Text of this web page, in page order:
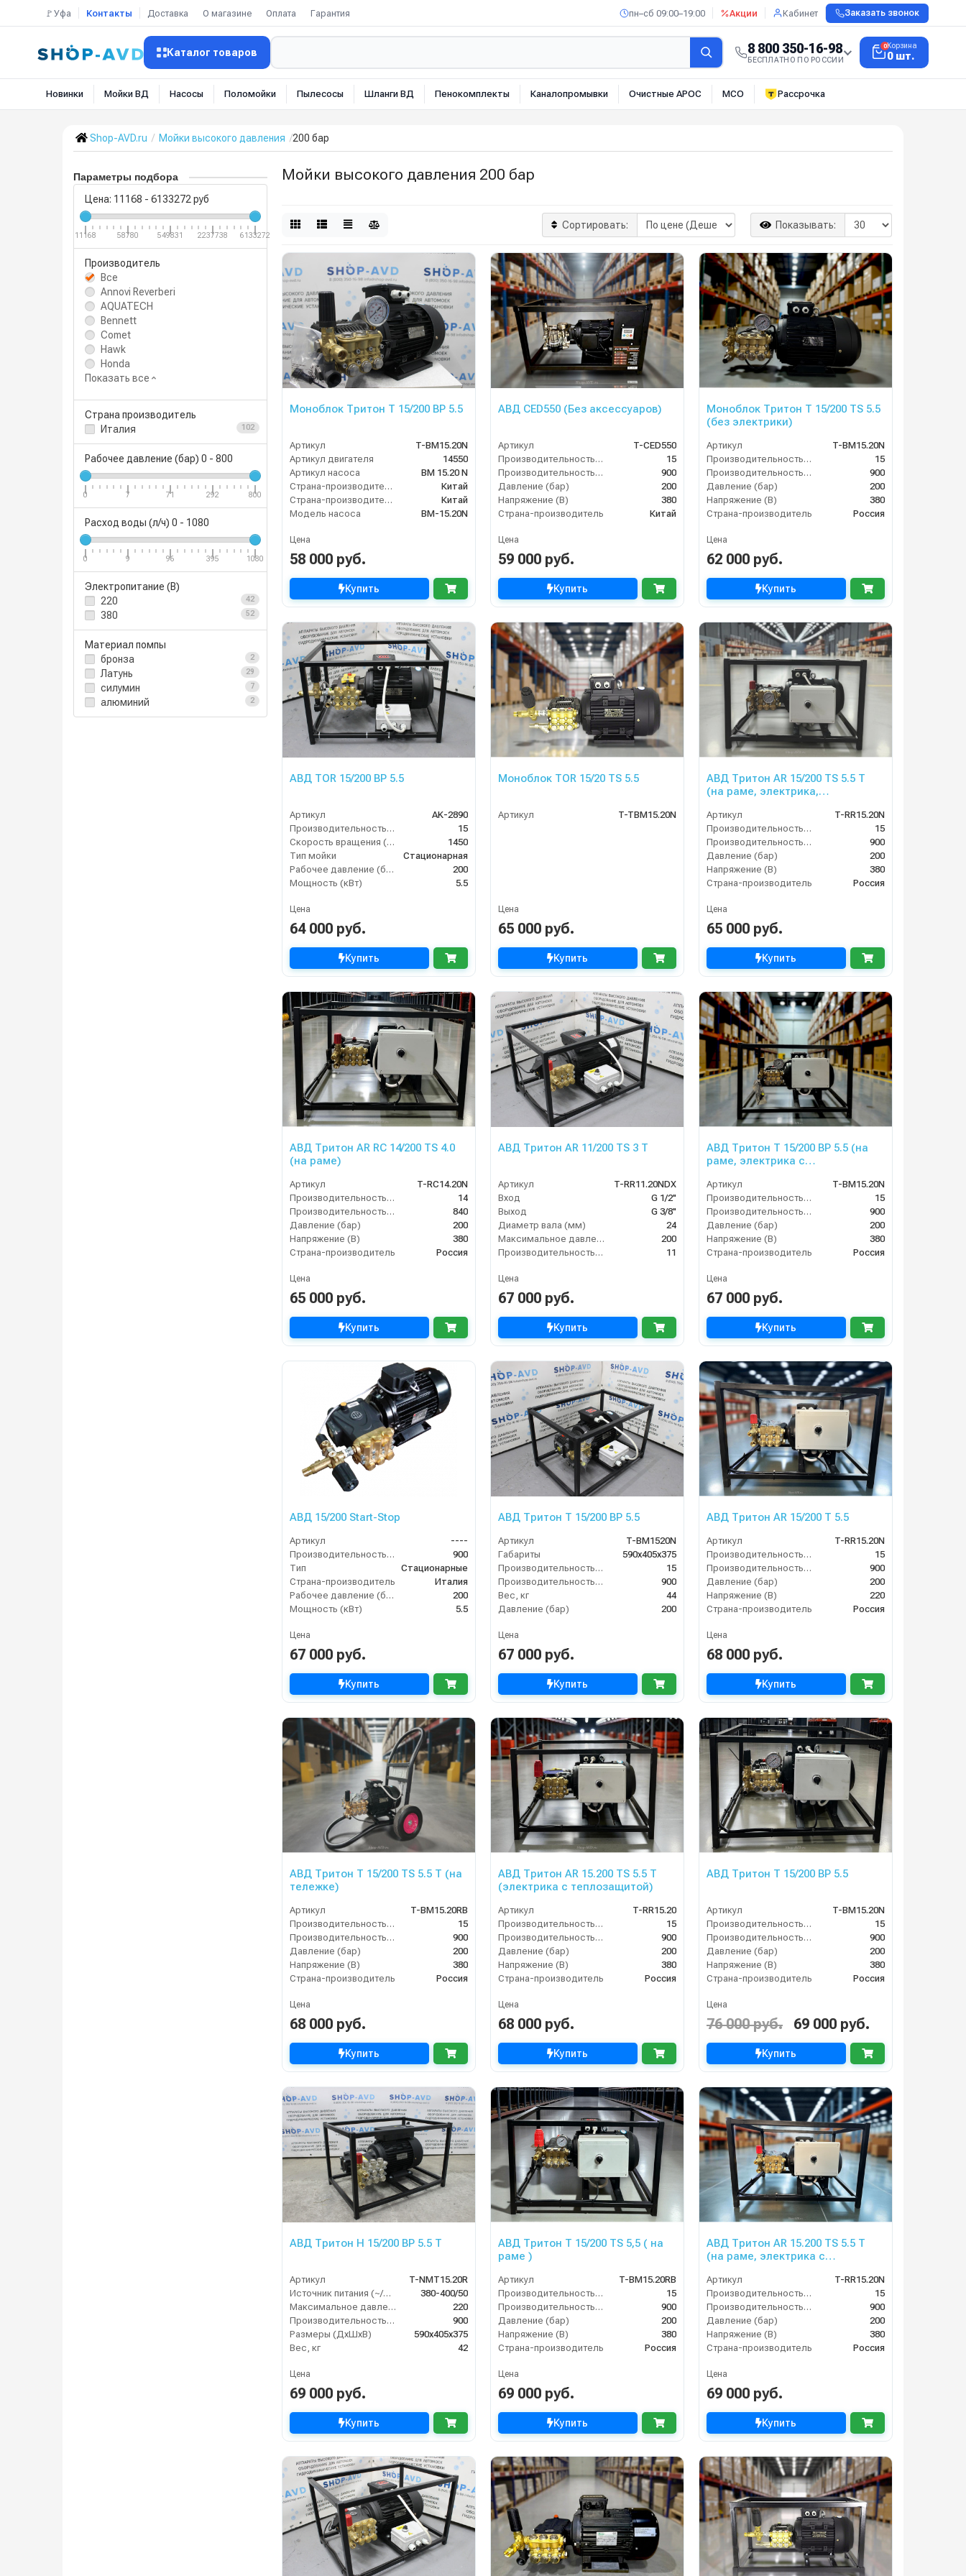
🚩Уфа Контакты Доставка О магазине Оплата Гарантия пн–сб 09:00–19:00 Акции Кабинет Заказать звонок
Каталог товаров 8 800 350-16-98
БЕСПЛАТНО ПО РОССИИ
0Корзина
0 шт.
Новинки Мойки ВД Насосы Поломойки Пылесосы Шланги ВД Пенокомплекты Каналопромывки Очистные АРОС МСО Рассрочка
Shop-AVD.ru Мойки высокого давления 200 бар
Параметры подбора
Цена: 11168 - 6133272 руб
11168 58780 549831 2237738 6133272
Производитель
Все
Annovi Reverberi
AQUATECH
Bennett
Comet
Hawk
Honda
Показать все
Страна производитель
Италия
102
Рабочее давление (бар) 0 - 800
0 7 71 292 800
Расход воды (л/ч) 0 - 1080
0 9 96 395 1080
Электропитание (В)
220
42
380 52
Материал помпы
бронза
2
Латунь 29
силумин 7
алюминий 2
Мойки высокого давления 200 бар
Сортировать: Показывать:
Моноблок Тритон T 15/200 BP 5.5
Артикул
T-BM15.20N
Артикул двигателя
14550
Артикул насоса
BM 15.20 N
Страна-производитель двигателя
Китай
Страна-производитель насоса
Китай
Модель насоса
BM-15.20N
Цена
58 000 руб.
Купить
АВД CED550 (Без аксессуаров)
Артикул
T-CED550
Производительность (л/мин)
15
Производительность (л/ч)
900
Давление (бар)
200
Напряжение (В)
380
Страна-производитель
Китай
Цена
59 000 руб.
Купить
Моноблок Тритон T 15/200 TS 5.5
(без электрики)
Артикул
T-BM15.20N
Производительность (л/мин)
15
Производительность (л/ч)
900
Давление (бар)
200
Напряжение (В)
380
Страна-производитель
Россия
Цена
62 000 руб.
Купить
АВД TOR 15/200 BP 5.5
Артикул
AK-2890
Производительность (л/мин)
15
Скорость вращения (об/мин)
1450
Тип мойки
Стационарная
Рабочее давление (бар)
200
Мощность (кВт)
5.5
Цена
64 000 руб.
Купить
Моноблок TOR 15/20 TS 5.5
Артикул T-TBM15.20N
Цена
65 000 руб.
Купить
АВД Тритон AR 15/200 TS 5.5 T
(на раме, электрика,
Артикул
T-RR15.20N
Производительность (л/мин)
15
Производительность (л/ч)
900
Давление (бар)
200
Напряжение (В)
380
Страна-производитель
Россия
Цена
65 000 руб.
Купить
АВД Тритон AR RC 14/200 TS 4.0
(на раме)
Артикул
T-RС14.20N
Производительность (л/мин)
14
Производительность (л/ч)
840
Давление (бар)
200
Напряжение (В)
380
Страна-производитель
Россия
Цена
65 000 руб.
Купить
АВД Тритон AR 11/200 TS 3 T
Артикул
T-RR11.20NDX
Вход
G 1/2"
Выход
G 3/8"
Диаметр вала (мм)
24
Максимальное давление (бар)
200
Производительность (л/мин)
11
Цена
67 000 руб.
Купить
АВД Тритон T 15/200 ВР 5.5 (на
раме, электрика с
Артикул
T-BM15.20N
Производительность (л/мин)
15
Производительность (л/ч)
900
Давление (бар)
200
Напряжение (В)
380
Страна-производитель
Россия
Цена
67 000 руб.
Купить
АВД 15/200 Start-Stop
Артикул
----
Производительность (л/ч)
900
Тип
Стационарные
Страна-производитель
Италия
Рабочее давление (бар)
200
Мощность (кВт)
5.5
Цена
67 000 руб.
Купить
АВД Тритон T 15/200 BP 5.5
Артикул
T-BM1520N
Габариты
590х405х375
Производительность (л/мин)
15
Производительность (л/ч)
900
Вес, кг
44
Давление (бар)
200
Цена
67 000 руб.
Купить
АВД Тритон AR 15/200 T 5.5
Артикул
T-RR15.20N
Производительность (л/мин)
15
Производительность (л/ч)
900
Давление (бар)
200
Напряжение (В)
220
Страна-производитель
Россия
Цена
68 000 руб.
Купить
АВД Тритон Т 15/200 TS 5.5 T (на
тележке)
Артикул
T-BM15.20RB
Производительность (л/мин)
15
Производительность (л/ч)
900
Давление (бар)
200
Напряжение (В)
380
Страна-производитель
Россия
Цена
68 000 руб.
Купить
АВД Тритон AR 15.200 TS 5.5 Т
(электрика с теплозащитой)
Артикул
T-RR15.20
Производительность (л/мин)
15
Производительность (л/ч)
900
Давление (бар)
200
Напряжение (В)
380
Страна-производитель
Россия
Цена
68 000 руб.
Купить
АВД Тритон Т 15/200 ВР 5.5
Артикул
T-BM15.20N
Производительность (л/мин)
15
Производительность (л/ч)
900
Давление (бар)
200
Напряжение (В)
380
Страна-производитель
Россия
Цена
76 000 руб. 69 000 руб.
Купить
АВД Тритон H 15/200 BP 5.5 T
Артикул
T-NMT15.20R
Источник питания (~/В/Гц)
380-400/50
Максимальное давление (бар)
220
Производительность (л/ч)
900
Размеры (ДхШхВ)
590х405х375
Вес, кг
42
Цена
69 000 руб.
Купить
АВД Тритон Т 15/200 TS 5,5 ( на
раме )
Артикул
T-BM15.20RB
Производительность (л/мин)
15
Производительность (л/ч)
900
Давление (бар)
200
Напряжение (В)
380
Страна-производитель
Россия
Цена
69 000 руб.
Купить
АВД Тритон AR 15.200 TS 5.5 Т
(на раме, электрика с
Артикул
T-RR15.20N
Производительность (л/мин)
15
Производительность (л/ч)
900
Давление (бар)
200
Напряжение (В)
380
Страна-производитель
Россия
Цена
69 000 руб.
Купить